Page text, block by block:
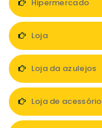
Hipermercado
Loja
Loja da azulejos
Loja de